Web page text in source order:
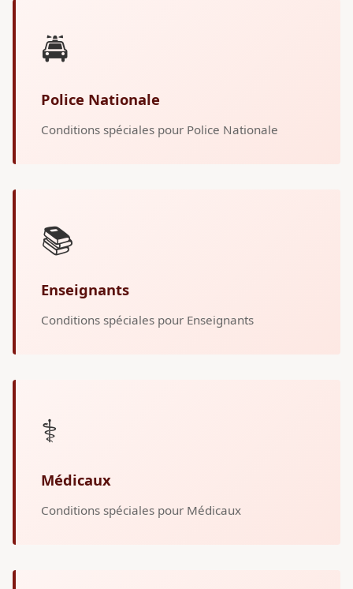
🚔
Police Nationale
Conditions spéciales pour Police Nationale
📚
Enseignants
Conditions spéciales pour Enseignants
⚕️
Médicaux
Conditions spéciales pour Médicaux